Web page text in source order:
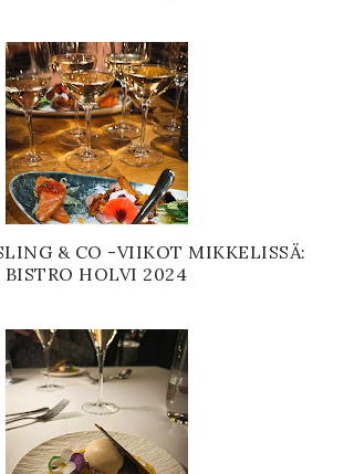
& CO -VIIKOT MIKKELISSÄ:
BISTRO HOLVI 2024